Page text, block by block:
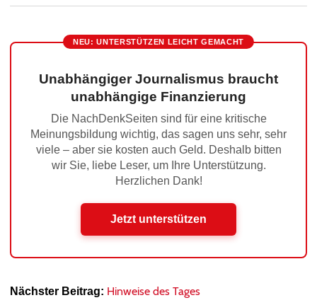
NEU: UNTERSTÜTZEN LEICHT GEMACHT
Unabhängiger Journalismus braucht
unabhängige Finanzierung
Die NachDenkSeiten sind für eine kritische
Meinungsbildung wichtig, das sagen uns sehr, sehr
viele – aber sie kosten auch Geld. Deshalb bitten
wir Sie, liebe Leser, um Ihre Unterstützung.
Herzlichen Dank!
Jetzt unterstützen
Nächster Beitrag: Hinweise des Tages